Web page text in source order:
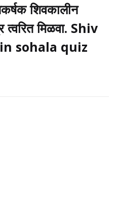
शिवकालीन
त्वरित मिळवा. Shiv
sohala quiz